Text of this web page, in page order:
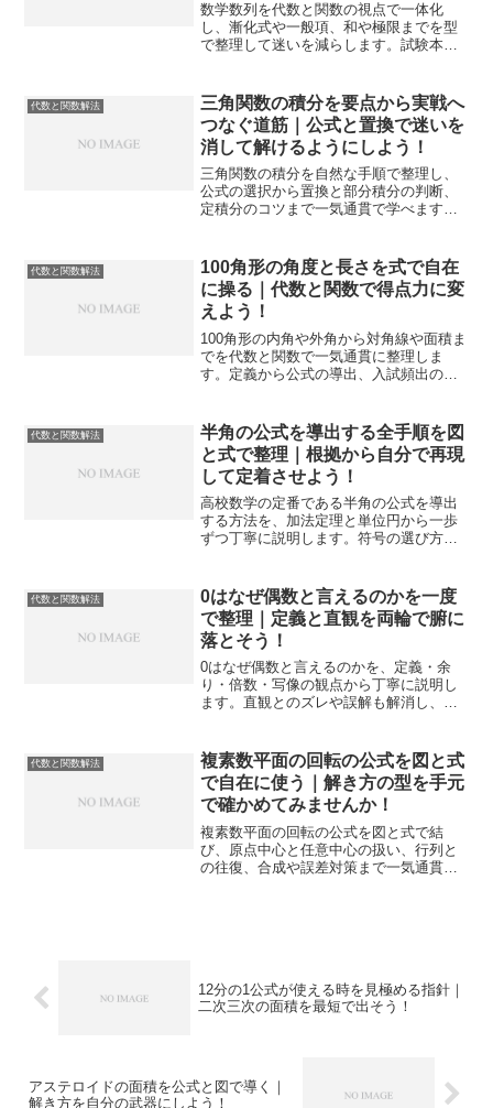
数学数列を代数と関数の視点で一体化
し、漸化式や一般項、和や極限までを型
で整理して迷いを減らします。試験本番
代数と関数解法
三角関数の積分を要点から実戦へ
つなぐ道筋｜公式と置換で迷いを
消して解けるようにしよう！
三角関数の積分を自然な手順で整理し、
公式の選択から置換と部分積分の判断、
定積分のコツまで一気通貫で学べます。
す。
代数と関数解法
100角形の角度と長さを式で自在
に操る｜代数と関数で得点力に変
えよう！
100角形の内角や外角から対角線や面積ま
でを代数と関数で一気通貫に整理しま
す。定義から公式の導出、入試頻出の解
代数と関数解法
半角の公式を導出する全手順を図
と式で整理｜根拠から自分で再現
して定着させよう！
高校数学の定番である半角の公式を導出
する方法を、加法定理と単位円から一歩
ずつ丁寧に説明します。符号の選び方や
ストで復習も効率化します。
代数と関数解法
0はなぜ偶数と言えるのかを一度
で整理｜定義と直観を両輪で腑に
落とそう！
0はなぜ偶数と言えるのかを、定義・余
り・倍数・写像の観点から丁寧に説明し
ます。直観とのズレや誤解も解消し、計
代数と関数解法
複素数平面の回転の公式を図と式
で自在に使う｜解き方の型を手元
で確かめてみませんか！
複素数平面の回転の公式を図と式で結
び、原点中心と任意中心の扱い、行列と
の往復、合成や誤差対策まで一気通貫で
12分の1公式が使える時を見極める指針｜
二次三次の面積を最短で出そう！
アステロイドの面積を公式と図で導く｜
解き方を自分の武器にしよう！